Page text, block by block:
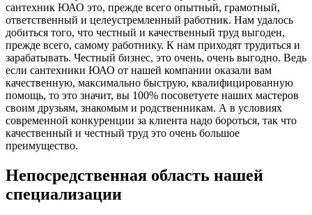
сантехник ЮАО это, прежде всего опытный, грамотный,
ответственный и целеустремленный работник. Нам удалось
добиться того, что честный и качественный труд выгоден,
прежде всего, самому работнику. К нам приходят трудиться и
зарабатывать. Честный бизнес, это очень, очень выгодно. Ведь
если сантехники ЮАО от нашей компании оказали вам
качественную, максимально быструю, квалифицированную
помощь, то это значит, вы 100% посоветуете наших мастеров
своим друзьям, знакомым и родственникам. А в условиях
современной конкуренции за клиента надо бороться, так что
качественный и честный труд это очень большое
преимущество.
Непосредственная область нашей
специализации